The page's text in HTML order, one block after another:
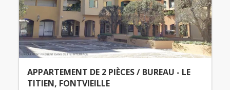
APPARTEMENT DE 2 PIÈCES / BUREAU - LE
TITIEN, FONTVIEILLE